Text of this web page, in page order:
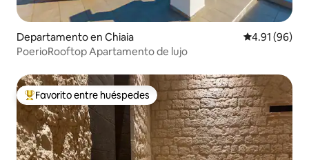
Departamento en Chiaia Calificación
4.91 (96)
PoerioRooftop Apartamento de lujo
De los mejores en Favorito entre huéspedes
Favorito entre huéspedes